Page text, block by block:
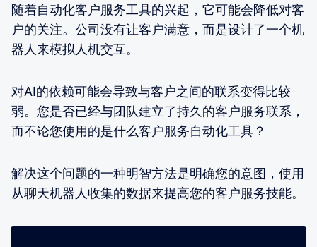
随着自动化客户服务工具的兴起，它可能会降低对客
户的关注。公司没有让客户满意，而是设计了一个机
器人来模拟人机交互。
对AI的依赖可能会导致与客户之间的联系变得比较
弱。您是否已经与团队建立了持久的客户服务联系，
而不论您使用的是什么客户服务自动化工具？
解决这个问题的一种明智方法是明确您的意图，使用
从聊天机器人收集的数据来提高您的客户服务技能。